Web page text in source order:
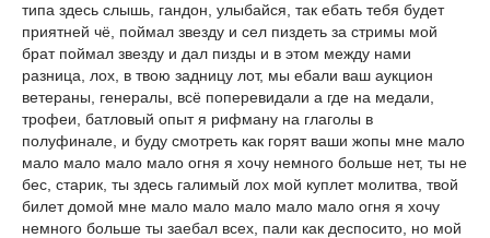
типа здесь слышь, гандон, улыбайся, так ебать тебя будет
приятней чё, поймал звезду и сел пиздеть за стримы мой
брат поймал звезду и дал пизды и в этом между нами
разница, лох, в твою задницу лот, мы ебали ваш аукцион
ветераны, генералы, всё поперевидали а где на медали,
трофеи, батловый опыт я рифману на глаголы в
полуфинале, и буду смотреть как горят ваши жопы мне мало
мало мало мало мало огня я хочу немного больше нет, ты не
бес, старик, ты здесь галимый лох мой куплет молитва, твой
билет домой мне мало мало мало мало мало огня я хочу
немного больше ты заебал всех, пали как деспосито, но мой